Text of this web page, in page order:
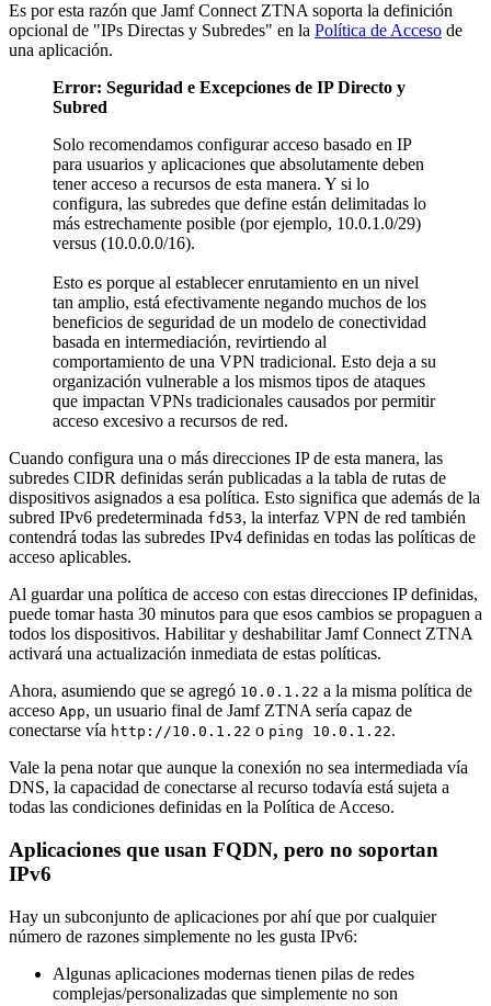
Es por esta razón que Jamf Connect ZTNA soporta la definición
opcional de "IPs Directas y Subredes" en la Política de Acceso de
una aplicación.
Error: Seguridad e Excepciones de IP Directo y
Subred
Solo recomendamos configurar acceso basado en IP
para usuarios y aplicaciones que absolutamente deben
tener acceso a recursos de esta manera. Y si lo
configura, las subredes que define están delimitadas lo
más estrechamente posible (por ejemplo, 10.0.1.0/29)
versus (10.0.0.0/16).
Esto es porque al establecer enrutamiento en un nivel
tan amplio, está efectivamente negando muchos de los
beneficios de seguridad de un modelo de conectividad
basada en intermediación, revirtiendo al
comportamiento de una VPN tradicional. Esto deja a su
organización vulnerable a los mismos tipos de ataques
que impactan VPNs tradicionales causados por permitir
acceso excesivo a recursos de red.
Cuando configura una o más direcciones IP de esta manera, las
subredes CIDR definidas serán publicadas a la tabla de rutas de
dispositivos asignados a esa política. Esto significa que además de la
subred IPv6 predeterminada fd53, la interfaz VPN de red también
contendrá todas las subredes IPv4 definidas en todas las políticas de
acceso aplicables.
Al guardar una política de acceso con estas direcciones IP definidas,
puede tomar hasta 30 minutos para que esos cambios se propaguen a
todos los dispositivos. Habilitar y deshabilitar Jamf Connect ZTNA
activará una actualización inmediata de estas políticas.
Ahora, asumiendo que se agregó 10.0.1.22 a la misma política de
acceso App, un usuario final de Jamf ZTNA sería capaz de
conectarse vía http://10.0.1.22 o ping 10.0.1.22.
Vale la pena notar que aunque la conexión no sea intermediada vía
DNS, la capacidad de conectarse al recurso todavía está sujeta a
todas las condiciones definidas en la Política de Acceso.
Aplicaciones que usan FQDN, pero no soportan
IPv6
Hay un subconjunto de aplicaciones por ahí que por cualquier
número de razones simplemente no les gusta IPv6:
Algunas aplicaciones modernas tienen pilas de redes
complejas/personalizadas que simplemente no son